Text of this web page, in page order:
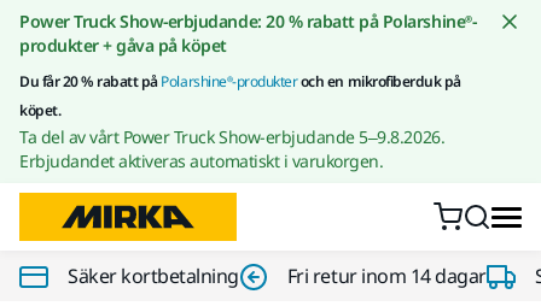
Gå till innehållet
Power Truck Show-erbjudande: 20 % rabatt på Polarshine®-
produkter + gåva på köpet
Du får 20 % rabatt påPolarshine®-produkteroch en mikrofiberduk på
köpet.
Ta del av vårt Power Truck Show-erbjudande 5–9.8.2026.
Erbjudandet aktiveras automatiskt i varukorgen.
Säker kortbetalning Fri retur inom 14 dagar